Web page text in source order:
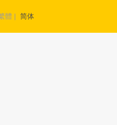
體 | 简体